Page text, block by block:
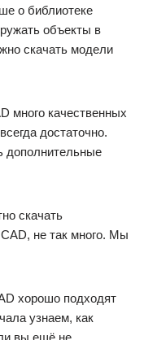
о библиотеке
объекты в
скачать модели
много качественных
достаточно.
дополнительные
скачать
не так много. Мы
хорошо подходят
узнаем, как
вы ещё не